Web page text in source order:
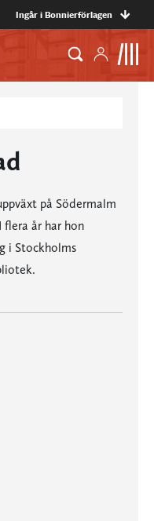
Ingår i Bonnierförlagen
på Södermalm
år har hon
i Stockholms